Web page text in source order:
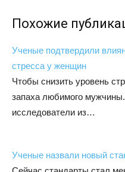
Похожие
Ученые подтвердили
стресса у женщин
Чтобы снизить уровень
запаха любимого
исследователи из…
Ученые назвали новый